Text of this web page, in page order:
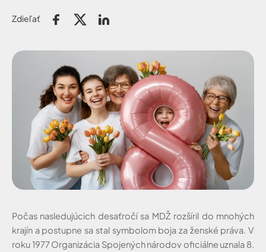
Zdieľať
Počas nasledujúcich desaťročí sa MDŽ rozšíril do mnohých
krajín a postupne sa stal symbolom boja za ženské práva. V
roku 1977 Organizácia Spojených národov oficiálne uznala 8.